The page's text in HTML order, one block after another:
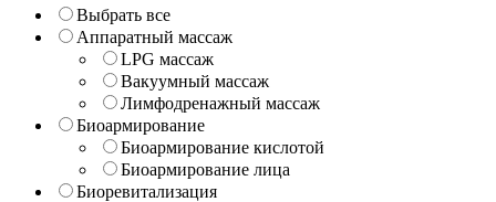
Выбрать все
Аппаратный массаж
LPG массаж
Вакуумный массаж
Лимфодренажный массаж
Биоармирование
Биоармирование кислотой
Биоармирование лица
Биоревитализация